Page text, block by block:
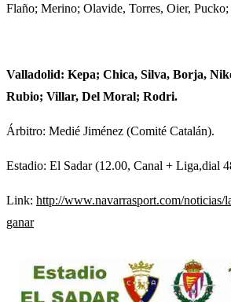
Flaño; Merino; Olavide, Torres, Oier,
Valladolid: Kepa; Chica, Silva, Borja,
Rubio; Villar, Del Moral; Rodri.
Árbitro: Medié Jiménez (Comité Catalán).
Estadio: El Sadar (12.00, Canal + Liga,dial
Link: http://www.navarrasport.com/noticias/
ganar